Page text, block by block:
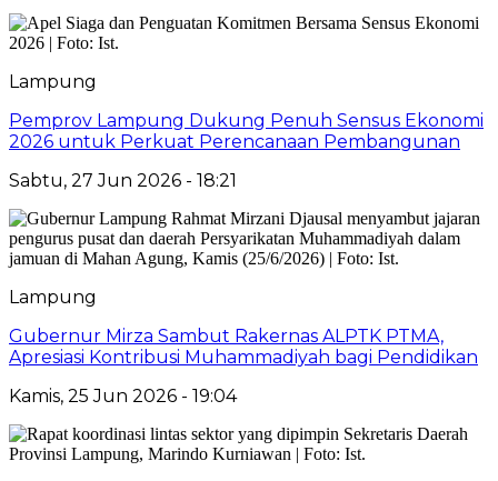
Lampung
Pemprov Lampung Dukung Penuh Sensus Ekonomi
2026 untuk Perkuat Perencanaan Pembangunan
Sabtu, 27 Jun 2026 - 18:21
Lampung
Gubernur Mirza Sambut Rakernas ALPTK PTMA,
Apresiasi Kontribusi Muhammadiyah bagi Pendidikan
Kamis, 25 Jun 2026 - 19:04